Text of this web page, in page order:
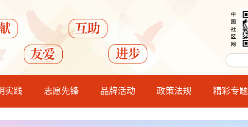
实践 志愿先锋 品牌活动 政策法规 精彩专题